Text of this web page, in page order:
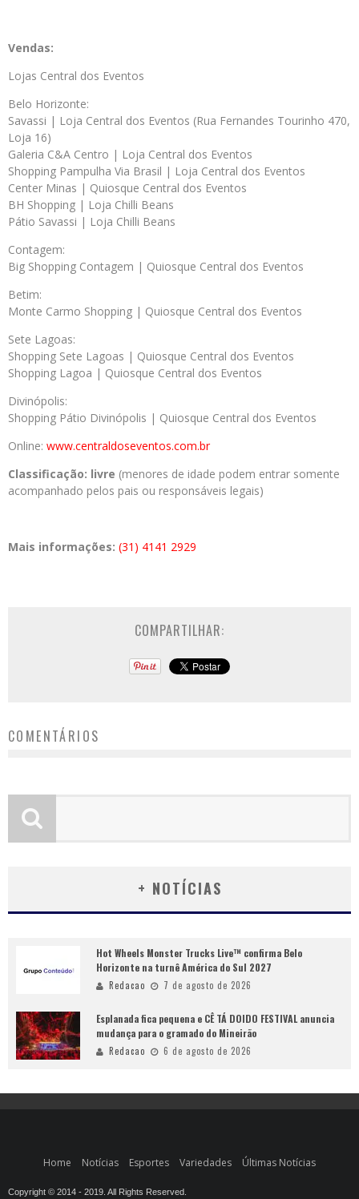
Vendas:
Lojas Central dos Eventos
Belo Horizonte:
Savassi | Loja Central dos Eventos (Rua Fernandes Tourinho 470,
Loja 16)
Galeria C&A Centro | Loja Central dos Eventos
Shopping Pampulha Via Brasil | Loja Central dos Eventos
Center Minas | Quiosque Central dos Eventos
BH Shopping | Loja Chilli Beans
Pátio Savassi | Loja Chilli Beans
Contagem:
Big Shopping Contagem | Quiosque Central dos Eventos
Betim:
Monte Carmo Shopping | Quiosque Central dos Eventos
Sete Lagoas:
Shopping Sete Lagoas | Quiosque Central dos Eventos
Shopping Lagoa | Quiosque Central dos Eventos
Divinópolis:
Shopping Pátio Divinópolis | Quiosque Central dos Eventos
Online: www.centraldoseventos.com.br
Classificação: livre (menores de idade podem entrar somente
acompanhado pelos pais ou responsáveis legais)
Mais informações: (31) 4141 2929
COMPARTILHAR:
COMENTÁRIOS
+ NOTÍCIAS
Hot Wheels Monster Trucks Live™ confirma Belo
Horizonte na turnê América do Sul 2027
Redacao 7 de agosto de 2026
Esplanada fica pequena e CÊ TÁ DOIDO FESTIVAL anuncia
mudança para o gramado do Mineirão
Redacao 6 de agosto de 2026
Home Notícias Esportes Variedades Últimas Notícias
Copyright © 2014 - 2019. All Rights Reserved.